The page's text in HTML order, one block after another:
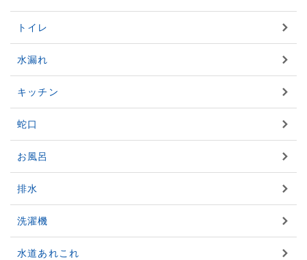
トイレ
水漏れ
キッチン
蛇口
お風呂
排水
洗濯機
水道あれこれ